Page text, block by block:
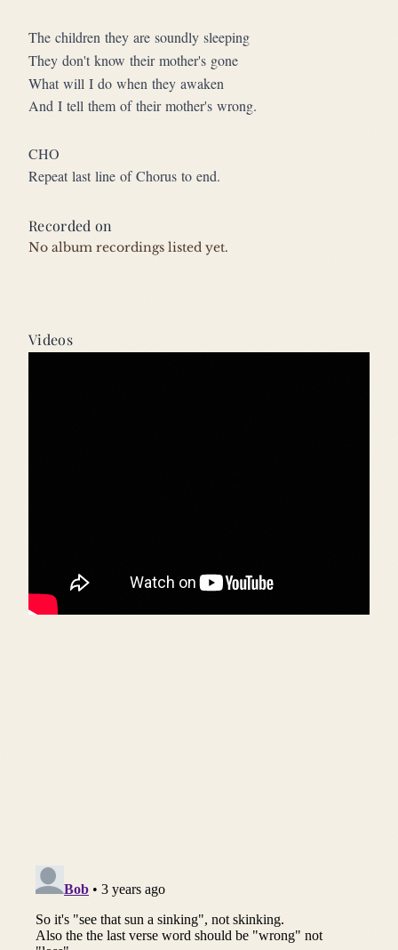
The children they are soundly sleeping
They don't know their mother's gone
What will I do when they awaken
And I tell them of their mother's wrong.
CHO
Repeat last line of Chorus to end.
Recorded on
No album recordings listed yet.
Videos